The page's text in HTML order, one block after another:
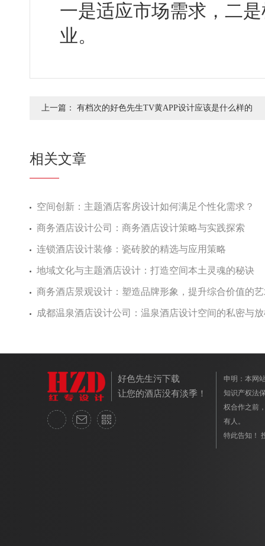
一是适应市场需求，
业。
上一篇： 有档次的好色先生TV黄APP设计应该是什么样的
相关文章
空间创新：主题酒店客房设计如何满足个性化需求？
商务酒店设计公司：商务酒店设计策略与实践探索
连锁酒店设计装修：瓷砖胶的精选与应用策略
地域文化与主题酒店设计：打造空间本土灵魂的秘诀
商务酒店景观设计：塑造品牌形象，提升综合价值的
成都温泉酒店设计公司：温泉酒店设计空间的私密与
好色先生污下载
让您的酒店没有淡季！
申明：本
知识产权法保
权合作之前
有人。
特此告知！